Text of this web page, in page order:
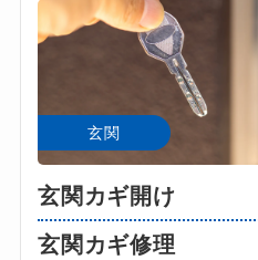
玄関
玄関カギ開け
玄関カギ修理